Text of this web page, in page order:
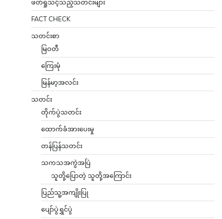
ဖတ်ရှုသင့်သည့်သတင်းများ
FACT CHECK
သတင်းစာ
မြဝတီ
ကြေးမုံ
မြန်မာ့အလင်း
သတင်း
တိုက်ပွဲသတင်း
ထောက်ခံအားပေးမှု
တန်ပြန်သတင်း
သကသအကွဲအပြဲ
သူတို့ပြောတဲ့ သူတို့အကြောင်း
ပြည်သူ့အကျိုးပြု
ပျော်ပွဲရွှင်ပွဲ